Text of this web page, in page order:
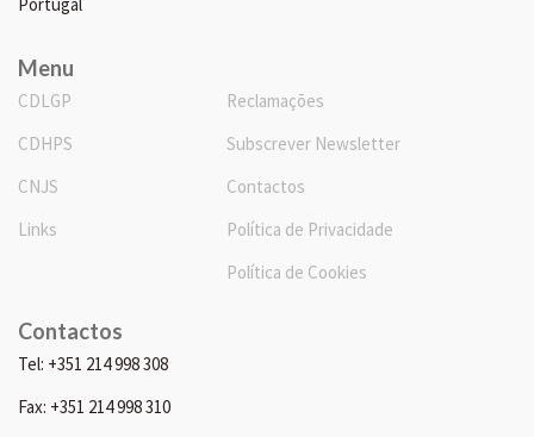
Menu
CDLGP
CDHPS
CNJS
Links
Reclamações
Subscrever Newsletter
Contactos
Política de Privacidade
Política de Cookies
Contactos
Tel: +351 214 998 308
Fax: +351 214 998 310